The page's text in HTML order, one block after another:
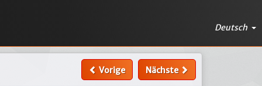
Deutsch
Vorige Nächste